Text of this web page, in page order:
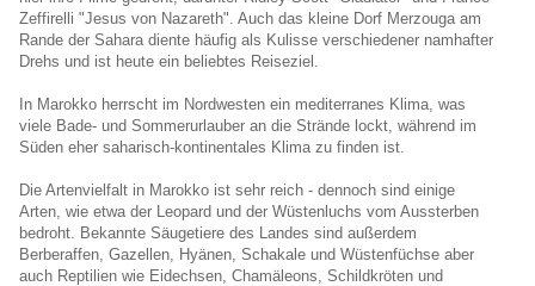
Zeffirelli "Jesus von Nazareth". Auch das kleine Dorf Merzouga am
Rande der Sahara diente häufig als Kulisse verschiedener namhafter
Drehs und ist heute ein beliebtes Reiseziel.
In Marokko herrscht im Nordwesten ein mediterranes Klima, was
viele Bade- und Sommerurlauber an die Strände lockt, während im
Süden eher saharisch-kontinentales Klima zu finden ist.
Die Artenvielfalt in Marokko ist sehr reich - dennoch sind einige
Arten, wie etwa der Leopard und der Wüstenluchs vom Aussterben
bedroht. Bekannte Säugetiere des Landes sind außerdem
Berberaffen, Gazellen, Hyänen, Schakale und Wüstenfüchse aber
auch Reptilien wie Eidechsen, Chamäleons, Schildkröten und